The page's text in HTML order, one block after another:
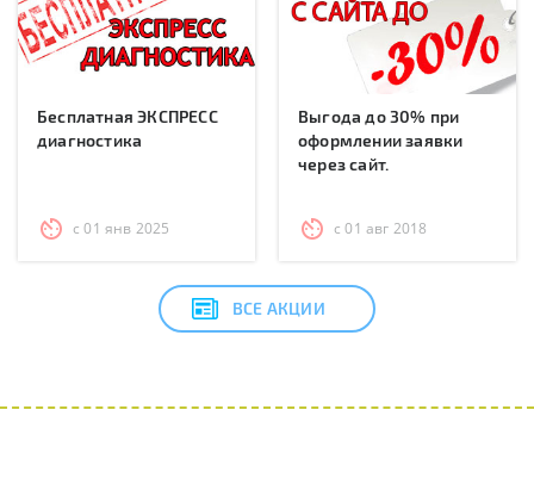
Бесплатная ЭКСПРЕСС
диагностика
с 01 янв 2025
Выгода до 30% при
оформлении заявки
через сайт.
с 01 авг 2018
ВСЕ АКЦИИ